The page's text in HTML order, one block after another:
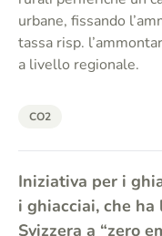
urbane, fissando
tassa risp.
a livello regionale.
CO2
Iniziativa per i
i ghiacciai, che
Svizzera a “zero